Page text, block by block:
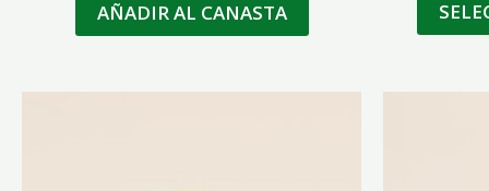
AÑADIR AL CANASTA